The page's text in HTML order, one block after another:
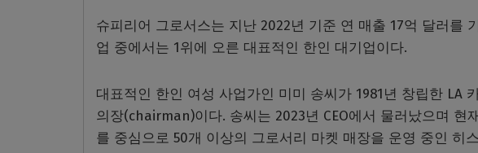
슈피리어 그로서스는 지난 2022년 기준 연 매출 17억 달러를
업 중에서는 1위에 오른 대표적인 한인 대기업이다.
대표적인 한인 여성 사업가인 미미 송씨가 1981년 창립한 LA
의장(chairman)이다. 송씨는 2023년 CEO에서 물러났으며 현
를 중심으로 50개 이상의 그로서리 마켓 매장을 운영 중인 히